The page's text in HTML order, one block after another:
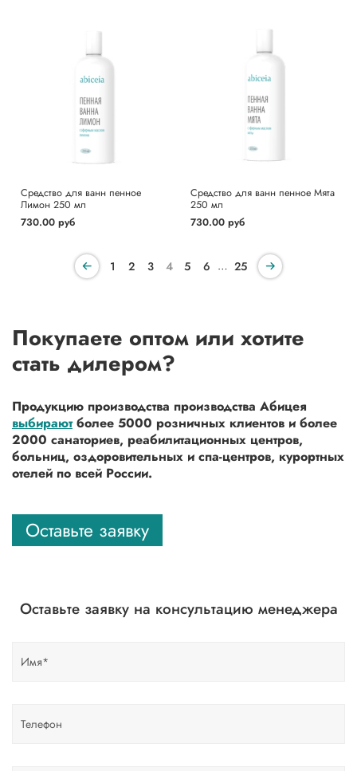
Средство для ванн пенное
Лимон 250 мл
730.00 руб
Средство для ванн пенное Мята
250 мл
730.00 руб
1 2 3 4 5 6 … 25
Покупаете оптом или хотите
стать дилером?
Продукцию производства производства Абицея
выбираютболее 5000 розничных клиентов и более
2000 санаториев, реабилитационных центров,
больниц, оздоровительных и спа-центров, курортных
отелей по всей России.
Оставьте заявку
Оставьте заявку на консультацию менеджера